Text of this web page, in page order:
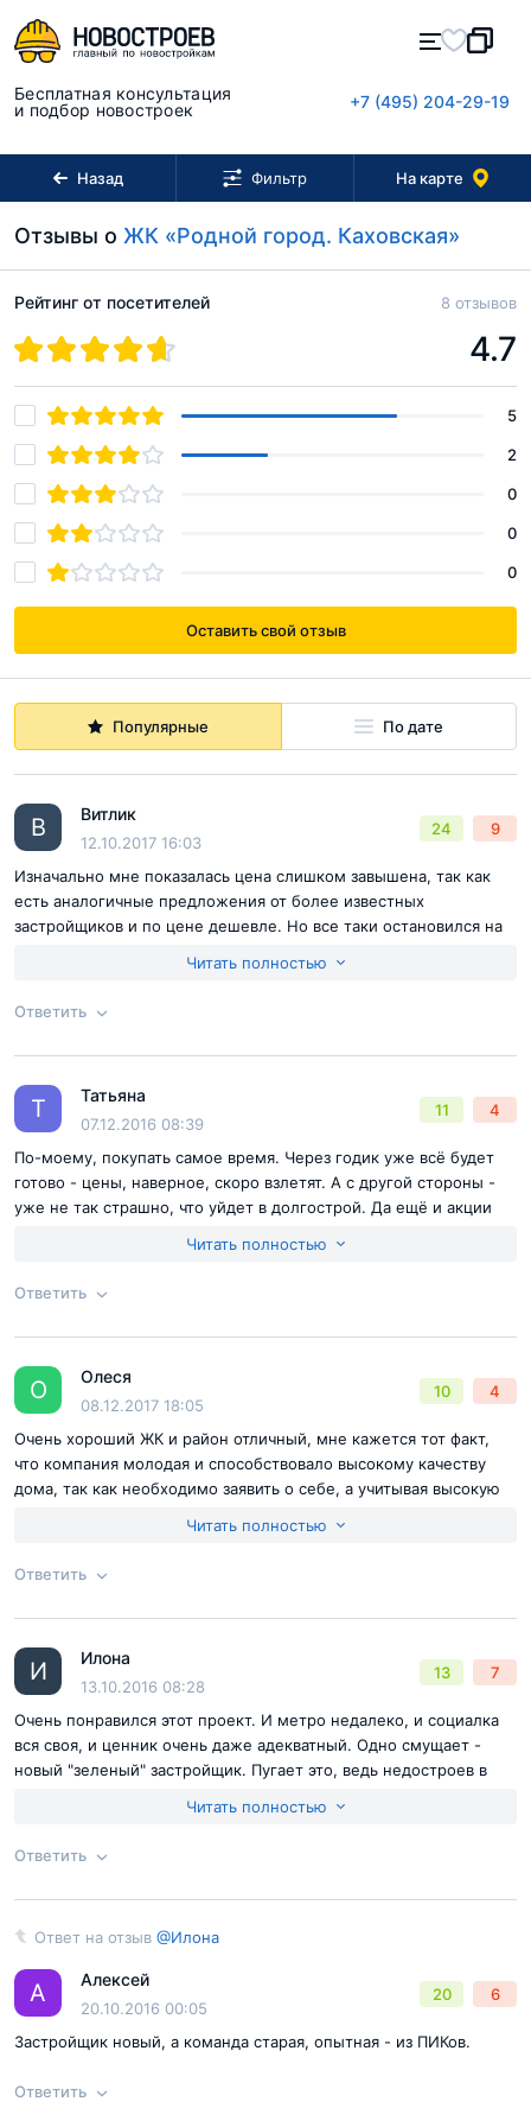
Бесплатная консультация
и подбор новостроек
+7 (495) 204-29-19
Назад Фильтр На карте
Отзывы о ЖК «Родной город. Каховская»
Оставить свой отзыв
Популярные По дате
В Витлик
12.10.2017 16:03
24 9
Изначально мне показалась цена слишком завышена, так как
есть аналогичные предложения от более известных
застройщиков и по цене дешевле. Но все таки остановился на
жк. К тому же мне очень понравилось как реализуется сам
Читать полностью
Ответить
Ответ на отзыв
Согласен справилами публикациина сайте
Отправить комментарий
Т Татьяна
07.12.2016 08:39
11 4
По-моему, покупать самое время. Через годик уже всё будет
готово - цены, наверное, скоро взлетят. А с другой стороны -
уже не так страшно, что уйдет в долгострой. Да ещё и акции
Читать полностью
Ответить
Ответ на отзыв
Согласен справилами публикациина сайте
Отправить комментарий
О Олеся
08.12.2017 18:05
10 4
Очень хороший ЖК и район отличный, мне кажется тот факт,
что компания молодая и способствовало высокому качеству
дома, так как необходимо заявить о себе, а учитывая высокую
комфорте. По моему мнению, РГ справляются с задачей
Читать полностью
Ответить
Ответ на отзыв
Согласен справилами публикациина сайте
И Илона
13.10.2016 08:28
13 7
Очень понравился этот проект. И метро недалеко, и социалка
вся своя, и ценник очень даже адекватный. Одно смущает -
новый "зеленый" застройщик. Пугает это, ведь недостроев в
Читать полностью
Ответить
Ответ на отзыв
Ответ на отзыв @Илона
А Алексей
20.10.2016 00:05
20 6
Застройщик новый, а команда старая, опытная - из ПИКов.
Ответить
Рейтинг от посетителей 8 отзывов
4.7
5
2
0
0
0